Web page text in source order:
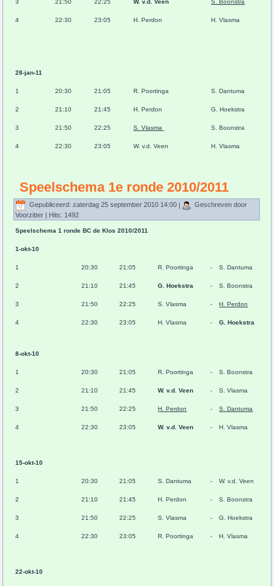
4 22:30 23:05 H. Perdon H. Vlasma
28-jan-11
1 20:30 21:05 R. Poortinga S. Dantuma
2 21:10 21:45 H. Perdon G. Hoekstra
3 21:50 22:25 S. Vlasma S. Boonstra
4 22:30 23:05 W. v.d. Veen H. Vlasma
Speelschema 1e ronde 2010/2011
Gepubliceerd: zaterdag 25 september 2010 14:00 |
Geschreven door
Voorzitter | Hits: 1492
Speelschema 1 ronde BC de Klos 2010/2011
1-okt-10
1 20:30 21:05 R. Poortinga - S. Dantuma
2 21:10 21:45 G. Hoekstra - S. Boonstra
3 21:50 22:25 S. Vlasma - H. Perdon
4 22:30 23:05 H. Vlasma - G. Hoekstra
8-okt-10
1 20:30 21:05 R. Poortinga - S. Boonstra
2 21:10 21:45 W. v.d. Veen - S. Vlasma
3 21:50 22:25 H. Perdon - S. Dantuma
4 22:30 23:05 W. v.d. Veen - H. Vlasma
15-okt-10
1 20:30 21:05 S. Dantuma - W. v.d. Veen
2 21:10 21:45 H. Perdon - S. Boonstra
3 21:50 22:25 S. Vlasma - G. Hoekstra
4 22:30 23:05 R. Poortinga - H. Vlasma
22-okt-10